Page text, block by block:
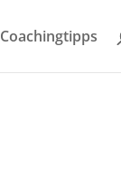
Coachingtipps